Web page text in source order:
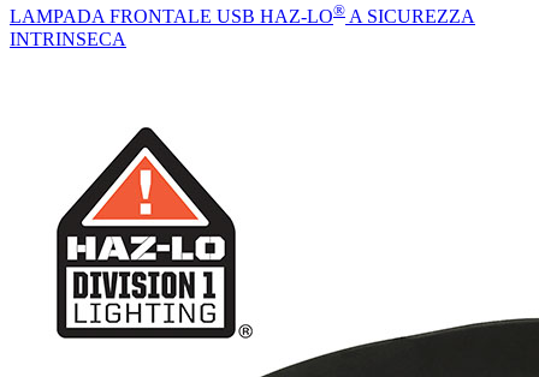
LAMPADA FRONTALE USB HAZ-LO® A SICUREZZA
INTRINSECA